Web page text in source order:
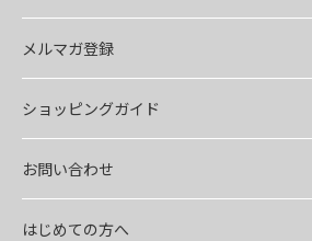
メルマガ登録
ショッピングガイド
お問い合わせ
はじめての方へ